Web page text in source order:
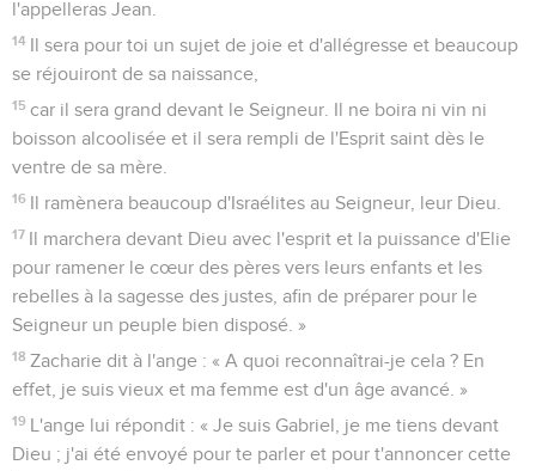
l'appelleras Jean.
14 Il sera pour toi un sujet de joie et d'allégresse et beaucoup
se réjouiront de sa naissance,
15 car il sera grand devant le Seigneur. Il ne boira ni vin ni
boisson alcoolisée et il sera rempli de l'Esprit saint dès le
ventre de sa mère.
16 Il ramènera beaucoup d'Israélites au Seigneur, leur Dieu.
17 Il marchera devant Dieu avec l'esprit et la puissance d'Elie
pour ramener le cœur des pères vers leurs enfants et les
rebelles à la sagesse des justes, afin de préparer pour le
Seigneur un peuple bien disposé. »
18 Zacharie dit à l'ange : « A quoi reconnaîtrai-je cela ? En
effet, je suis vieux et ma femme est d'un âge avancé. »
19 L'ange lui répondit : « Je suis Gabriel, je me tiens devant
Dieu ; j'ai été envoyé pour te parler et pour t'annoncer cette